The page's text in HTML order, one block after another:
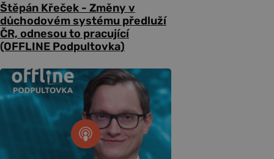
Štěpán Křeček - Změny v
důchodovém systému předluží
ČR, odnesou to pracující
(OFFLINE Podpultovka)